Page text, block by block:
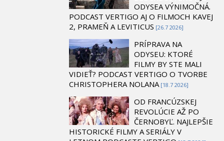
ODYSEA VÝNIMOČNÁ.
PODCAST VERTIGO AJ O FILMOCH KAVEJ
2, PRAMEŇ A LEVITICUS [26.7 2026]
PRÍPRAVA NA
ODYSEU: KTORÉ
FILMY BY STE MALI
VIDIEŤ? PODCAST VERTIGO O TVORBE
CHRISTOPHERA NOLANA [18.7 2026]
OD FRANCÚZSKEJ
REVOLÚCIE AŽ PO
ČERNOBYĽ. NAJLEPŠIE
HISTORICKÉ FILMY A SERIÁLY V